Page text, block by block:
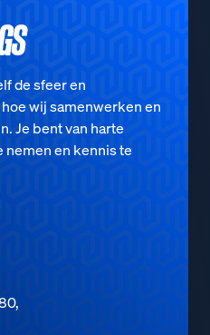
de sfeer en
wij samenwerken en
Je bent van harte
en kennis te